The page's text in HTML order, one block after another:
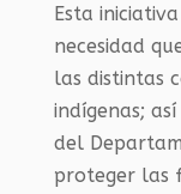
Esta
necesidad
las distintas
indígenas;
del
proteger las